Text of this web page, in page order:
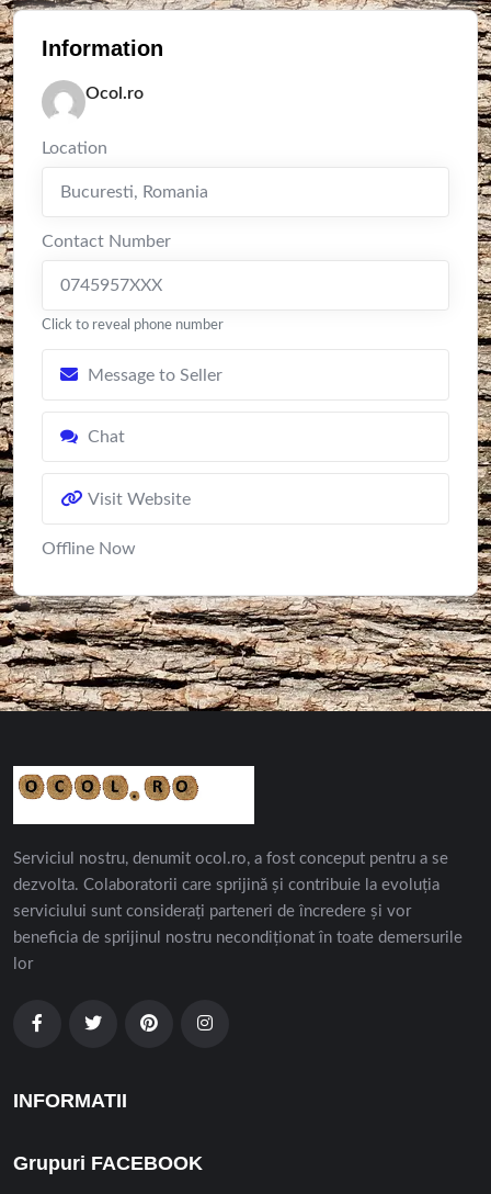
Information
Ocol.ro
Location
Bucuresti, Romania
Contact Number
0745957XXX
Click to reveal phone number
Message to Seller
Chat
Visit Website
Offline Now
Serviciul nostru, denumit ocol.ro, a fost conceput pentru a se
dezvolta. Colaboratorii care sprijină și contribuie la evoluția
serviciului sunt considerați parteneri de încredere și vor
beneficia de sprijinul nostru necondiționat în toate demersurile
lor
INFORMATII
Grupuri FACEBOOK